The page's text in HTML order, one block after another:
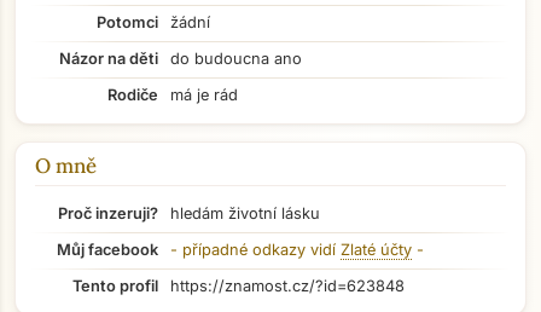
Přejít na hlavní obsah
Potomci
žádní
Názor na děti
do budoucna ano
Rodiče
má je rád
O mně
Proč inzeruji?
hledám životní lásku
Můj facebook
- případné odkazy vidí Zlaté účty -
Tento profil
https://znamost.cz/?id=623848